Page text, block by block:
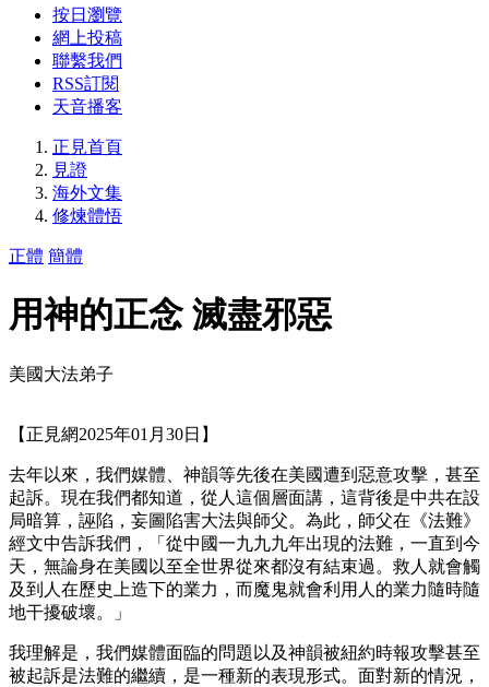
按日瀏覽
網上投稿
聯繫我們
RSS訂閱
天音播客
正見首頁
見證
海外文集
修煉體悟
正體 簡體
用神的正念 滅盡邪惡
美國大法弟子
【正見網2025年01月30日】
去年以來，我們媒體、神韻等先後在美國遭到惡意攻擊，甚至
起訴。現在我們都知道，從人這個層面講，這背後是中共在設
局暗算，誣陷，妄圖陷害大法與師父。為此，師父在《法難》
經文中告訴我們，「從中國一九九九年出現的法難，一直到今
天，無論身在美國以至全世界從來都沒有結束過。救人就會觸
及到人在歷史上造下的業力，而魔鬼就會利用人的業力隨時隨
地干擾破壞。」
我理解是，我們媒體面臨的問題以及神韻被紐約時報攻擊甚至
被起訴是法難的繼續，是一種新的表現形式。面對新的情況，